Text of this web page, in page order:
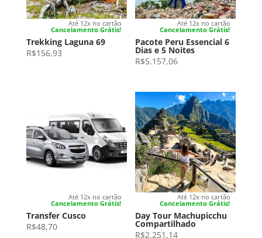
Até 12x no cartão
Cancelamento Grátis!
Trekking Laguna 69
R$156,93
Até 12x no cartão
Cancelamento Grátis!
Pacote Peru Essencial 6
Dias e 5 Noites
R$5.157,06
Até 12x no cartão
Cancelamento Grátis!
Transfer Cusco
R$48,70
Até 12x no cartão
Cancelamento Grátis!
Day Tour Machupicchu
Compartilhado
R$2.251,14